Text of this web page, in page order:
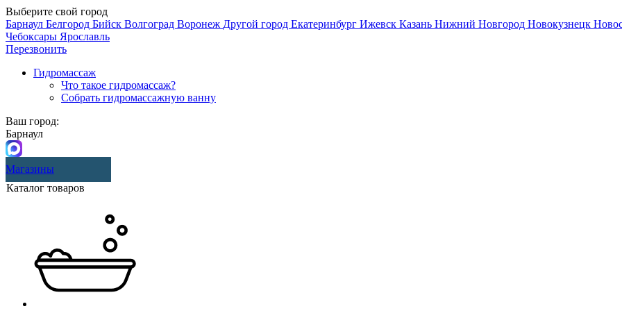
Выберите свой город
Барнаул Белгород Бийск Волгоград Воронеж Другой город Екатеринбург Ижевск Казань Нижний Новгород Новокузнецк
Чебоксары Ярославль
Перезвонить
Гидромассаж
Что такое гидромассаж?
Собрать гидромассажную ванну
Ваш город:
Барнаул
Магазины
Каталог товаров